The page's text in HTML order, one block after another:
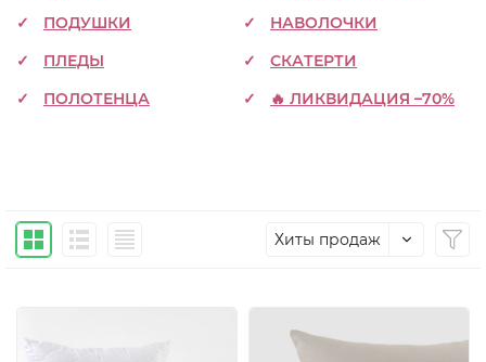
ПОДУШКИ
ПЛЕДЫ
ПОЛОТЕНЦА
НАВОЛОЧКИ
СКАТЕРТИ
🔥 ЛИКВИДАЦИЯ –70%
Хиты продаж